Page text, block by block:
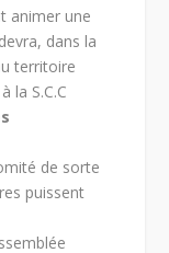
animer une
dans la
territoire
la S.C.C
de sorte
puissent